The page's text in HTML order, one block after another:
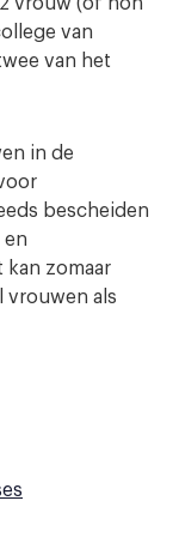
vrouw (of non
van
van het
in de
bescheiden
en
kan zomaar
vrouwen als